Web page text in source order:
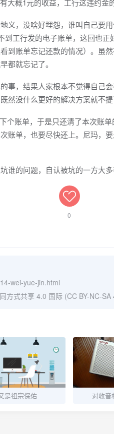
概1元的收益，工行这违约金的
，没啥好埋怨，谁叫自己要
工行发的电子账单，这回也
到账单忘记还款的情况）。虽
都就忘记了。
，结果人家根本不觉得自己
然没什么更好的解决方案就不提
账单，于是只还清了本次账单
账单，也要尽快还上。尼玛，
的问题，自认被坑的一方大多
0
wei-yue-jin.html
方式共享 4.0 国际 (CC BY-NC-SA
是祖宗保佑 对收音